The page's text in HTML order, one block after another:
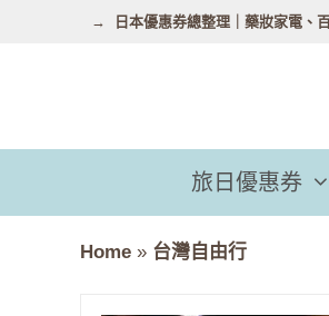
容
日本優惠券總整理｜藥妝家電、
旅日優惠券
Home » 台灣自由行